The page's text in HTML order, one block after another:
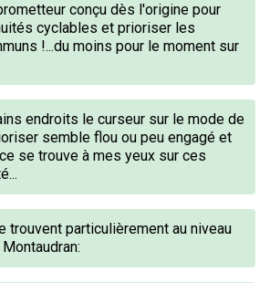
conçu dès l'origine pour
cyclables et prioriser les
!...du moins pour le moment sur
endroits le curseur sur le mode de
semble flou ou peu engagé et
se trouve à mes yeux sur ces
trouvent particulièrement au niveau